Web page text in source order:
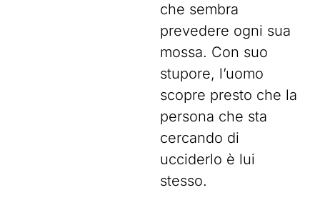
che sembra
prevedere ogni sua
mossa. Con suo
stupore, l’uomo
scopre presto che la
persona che sta
cercando di
ucciderlo è lui
stesso.